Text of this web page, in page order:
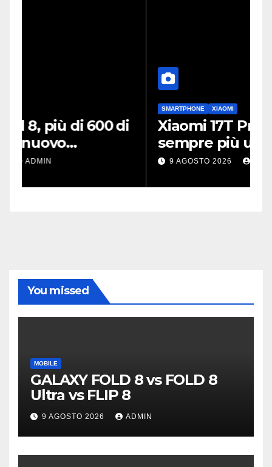
Xiaomi 17T Pro in offerta, è
sempre più un flagship
killer
9 AGOSTO 2026 ADMIN
You missed
MOBILE
GALAXY FOLD 8 vs FOLD 8
Ultra vs FLIP 8
9 AGOSTO 2026 ADMIN